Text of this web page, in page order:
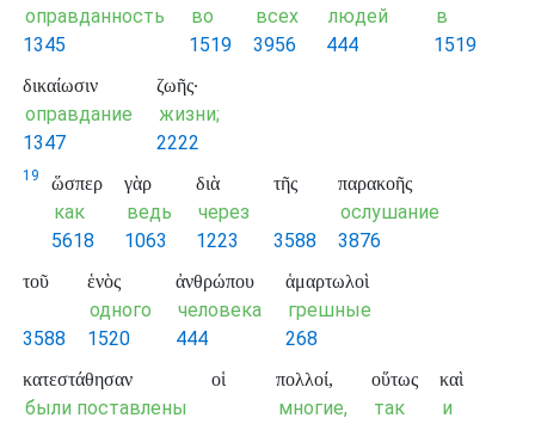
оправданность
1345
во
1519
всех
3956
людей
444
в
1519
δικαίωσιν
оправдание
1347
ζωῆς·
жизни;
2222
19 ὥσπερ
как
5618
γὰρ
ведь
1063
διὰ
через
1223
τῆς
3588
παρακοῆς
ослушание
3876
τοῦ
3588
ἑνὸς
одного
1520
ἀνθρώπου
человека
444
ἁμαρτωλοὶ
грешные
268
κατεστάθησαν
были поставлены
οἱ πολλοί,
многие,
οὕτως
так
καὶ
и